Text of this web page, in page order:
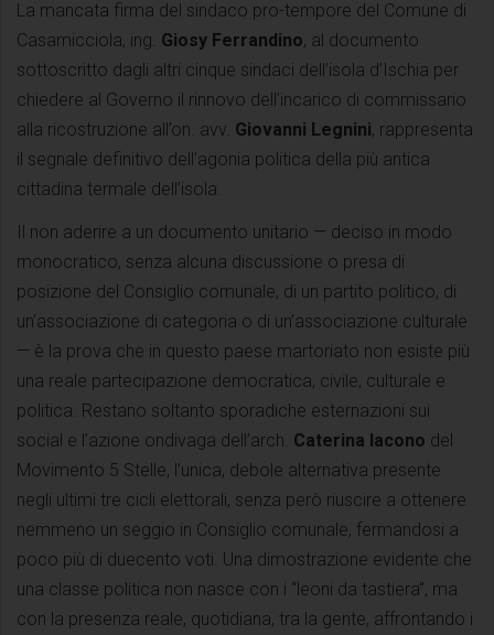
La mancata firma del sindaco pro-tempore del Comune di
Casamicciola, ing. Giosy Ferrandino, al documento
sottoscritto dagli altri cinque sindaci dell’isola d’Ischia per
chiedere al Governo il rinnovo dell’incarico di commissario
alla ricostruzione all’on. avv. Giovanni Legnini, rappresenta
il segnale definitivo dell’agonia politica della più antica
cittadina termale dell’isola.
Il non aderire a un documento unitario — deciso in modo
monocratico, senza alcuna discussione o presa di
posizione del Consiglio comunale, di un partito politico, di
un’associazione di categoria o di un’associazione culturale
— è la prova che in questo paese martoriato non esiste più
una reale partecipazione democratica, civile, culturale e
politica. Restano soltanto sporadiche esternazioni sui
social e l’azione ondivaga dell’arch. Caterina Iacono del
Movimento 5 Stelle, l’unica, debole alternativa presente
negli ultimi tre cicli elettorali, senza però riuscire a ottenere
nemmeno un seggio in Consiglio comunale, fermandosi a
poco più di duecento voti. Una dimostrazione evidente che
una classe politica non nasce con i “leoni da tastiera”, ma
con la presenza reale, quotidiana, tra la gente, affrontando i